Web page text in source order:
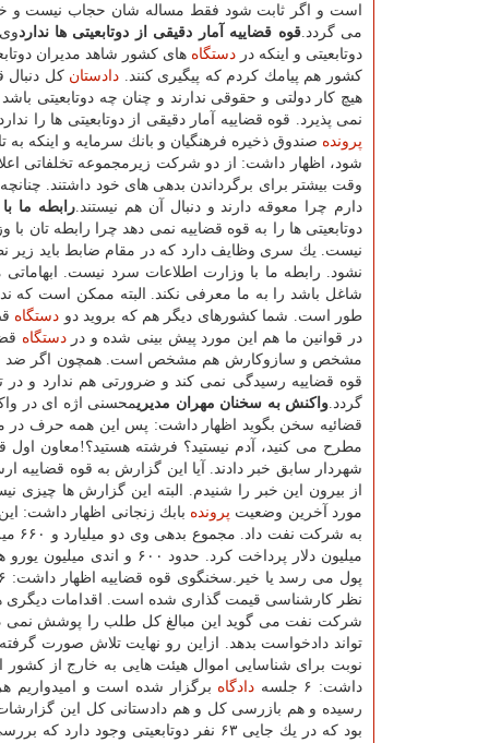
است و اگر ثابت شود فقط مساله شان حجاب نیست و
می گردد.قوه قضاییه آمار دقیقی از دوتابعیتی ها ندارد
دوتابعیتی و اینكه دردستگاه های كشور شاهد مدیران
كشور هم پیامك كردم كه پیگیری كنند. دادستان كل
هیچ كار دولتی و حقوقی ندارند و چنان چه دوتابعیتی
نمی پذیرد. قوه قضاییه آمار دقیقی از دوتابعیتی ها را
پرونده صندوق ذخیره فرهنگیان و بانك سرمایه و اینكه
شود، اظهار داشت: از دو شركت زیرمجموعه تخلفاتی
وقت بیشتر برای برگرداندن بدهی های خود داشتند.
دارم چرا معوقه دارند و دنبال آن هم نیستند.رابطه ما
دوتابعیتی ها را به قوه قضاییه نمی دهد چرا رابطه
نیست. یك سری وظایف دارد كه در مقام ضابط باید
نشود. رابطه ما با وزارت اطلاعات سرد نیست. ابهاماتی
شاغل باشد را به ما معرفی نكند. البته ممكن است كه
طور است. شما كشورهای دیگر هم كه بروید دو دستگاه
در قوانین ما هم این مورد پیش بینی شده و دردستگاه
مشخص و سازوكارش هم مشخص است. همچون اگر ضد
قوه قضاییه رسیدگی نمی كند و ضرورتی هم ندارد و
گردد.واكنش به سخنان مهران مدیریمحسنی اژه ای در
قضائیه سخن بگوید اظهار داشت: پس این همه حرف در
شهردار سابق خبر دادند. آیا این گزارش به قوه
از بیرون این خبر را شنیدم. البته این گزارش ها چیزی
مورد آخرین وضعیت پرونده
میلیون دلار پرداخت
نظر كارشناسی قیمت گذاری شده است. اقدامات
شركت نفت می گوید این مبالغ كل طلب را پوشش نمی
تواند دادخواست بدهد. ازاین رو نهایت تلاش صورت
نوبت برای شناسایی اموال هیئت هایی به خارج از
داشت: ۶ جلسه
دادگاه برگزار شده است و امیدواریم
رسیده و هم بازرسی كل و هم دادستانی كل این